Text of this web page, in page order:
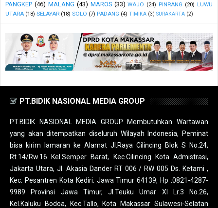
PANGKEP (46) MALANG (43) MAROS (33) WAJO (24) PINRANG (20) LUWU
UTARA (18) SELAYAR (18) SOLO (7) PADANG (4) TIMIKA (3) SURAKARTA (2)
PT.BIDIK NASIONAL MEDIA GROUP
PT.BIDIK NASIONAL MEDIA GROUP Membutuhkan Wartawan
yang akan ditempatkan diseluruh Wilayah Indonesia, Peminat
bisa kirim lamaran ke Alamat Jl.Raya Cilincing Blok S No.24,
Rt.14/Rw.16 Kel.Semper Barat, Kec.Cilincing Kota Admistrasi,
Jakarta Utara, Jl. Akasia Dander RT 006 / RW 005 Ds. Ketami ,
Kec. Pesantren Kota Kediri. Jawa Timur 64139, Hp :0821-4287-
9989 Provinsi Jawa Timur, Jl.Teuku Umar XI Lr.3 No.26,
Kel.Kaluku Bodoa, Kec.Tallo, Kota Makassar Sulawesi-Selatan